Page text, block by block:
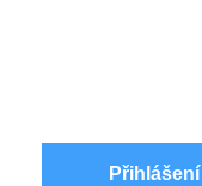
Přihlášení